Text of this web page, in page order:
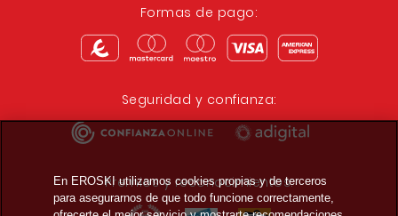
Formas de pago:
Seguridad y confianza:
Premios y reconocimientos:
En EROSKI utilizamos cookies propias y de terceros
para asegurarnos de que todo funcione correctamente,